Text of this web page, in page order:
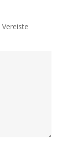
Vereiste